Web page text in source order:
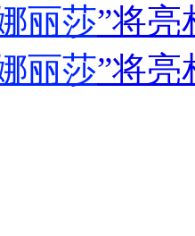
丽莎”将亮
丽莎”将亮